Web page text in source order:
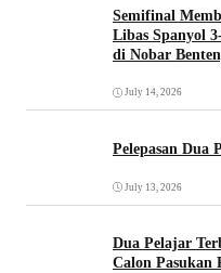
Semifinal
Libas Spanyol
di Nobar
July 14, 2026
Pelepasan Dua
July 13, 2026
Dua Pelajar
Calon Pasukan